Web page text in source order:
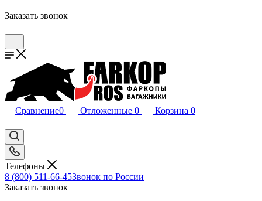
Заказать звонок
Сравнение0 Отложенные 0 Корзина 0
Телефоны
8 (800) 511-66-45Звонок по России
Заказать звонок